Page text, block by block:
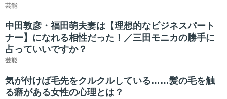
芸能
中田敦彦・福田萌夫妻は【理想的なビジネスパート
ナー】になれる相性だった！／三田モニカの勝手に
占っていいですか？
芸能
気が付けば毛先をクルクルしている……髪の毛を触
る癖がある女性の心理とは？